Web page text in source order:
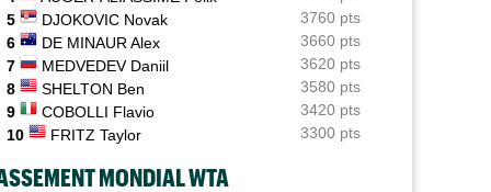
Montréal ?
08/08
ATP
Gabriel Debru retourne aux USA, son coach avait une
autre idée...
08/08
ATP - Montréal
Arthur Fils et Rinderknech ce samedi... horaires et
diffusion TV
5
DJOKOVIC Novak
3760 pts
6
DE MINAUR Alex
3660 pts
7
MEDVEDEV Daniil
3620 pts
8
SHELTON Ben
3580 pts
9
COBOLLI Flavio
3420 pts
10
FRITZ Taylor 3300 pts
MONDIAL WTA